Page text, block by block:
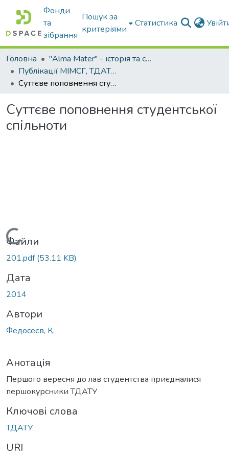
Фонди
та
зібрання
Пошук за
критеріями
Статистика
Головна
"Alma Mater" - історія та сьогодення Університету
Публікації МІМСГ, ТДАТА, ТДАТУ
Суттєве поповнення студентської спільноти
Суттєве поповнення студентської
спільноти
Вантажиться...
Файли
201.pdf(53.11 KB)
Дата
2014
Автори
Федосеєв, К.
Анотація
Першого вересня до лав студентства приєдналися
першокурсники ТДАТУ
Ключові слова
ТДАТУ
URI